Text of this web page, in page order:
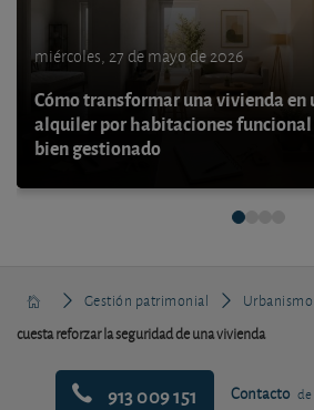
miércoles, 27 de mayo de 2026
Cómo transformar una vivienda en
alquiler por habitaciones
bien gestionado
Gestión patrimonial
cuesta reforzar la seguridad de una vivienda
913 009 151 Contacto de